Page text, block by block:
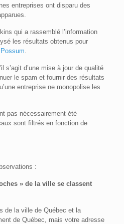
entreprises ont disparu des
qui a rassemblé l’information
les résultats obtenus pour
s’agit d’une mise à jour de qualité
le spam et fournir des résultats
entreprise ne monopolise les
pas nécessairement été
sont filtrés en fonction de
:
» de la ville se classent
de la ville de Québec et la
de Québec, mais votre adresse